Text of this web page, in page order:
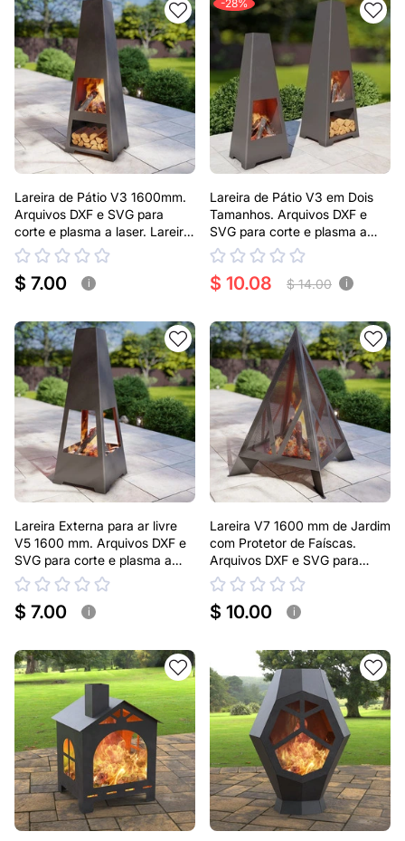
Lareira de Pátio V3 1600mm.
Arquivos DXF e SVG para
corte e plasma a laser. Lareira
tipo Chaminea
$ 7.00 i
-28%
Lareira de Pátio V3 em Dois
Tamanhos. Arquivos DXF e
SVG para corte e plasma a
laser. Lareira tipo Chaminea
$ 10.08 $ 14.00 i
Lareira Externa para ar livre
V5 1600 mm. Arquivos DXF e
SVG para corte e plasma a
laser. Lareira tipo Chaminea
$ 7.00 i
Lareira V7 1600 mm de Jardim
com Protetor de Faíscas.
Arquivos DXF e SVG para
corte e plasma a laser. Lareira
Externa Pirâmide
$ 10.00 i